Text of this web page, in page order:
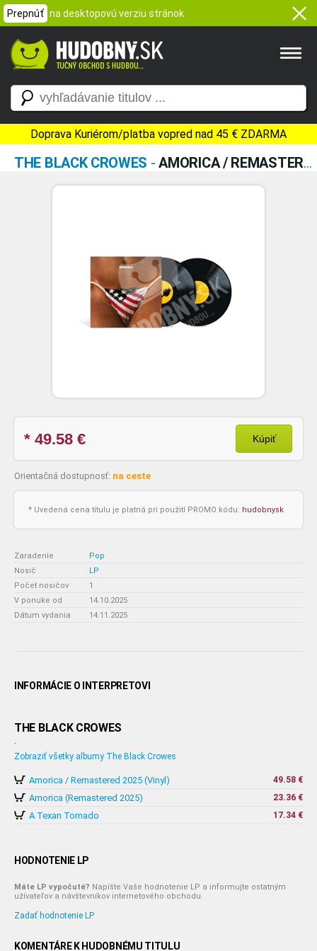
Prepnúť na desktopovú verziu stránok
Doprava Kuriérom/platba vopred nad 45 € ZDARMA
THE BLACK CROWES -AMORICA / REMASTERED 2025 (VINYL)
* 49.58 € Kúpiť
Orientačná dostupnosť: na ceste
* Uvedená cena titulu je platná pri použití PROMO kódu: hudobnysk
Zaradenie : Pop
Nosič
: LP
Počet nosičov
: 1
V ponuke od
: 14.10.2025
Dátum vydania
: 14.11.2025
INFORMÁCIE O INTERPRETOVI
THE BLACK CROWES
-
Zobraziť všetky albumy The Black Crowes
Amorica / Remastered 2025 (Vinyl) 49.58 €
Amorica (Remastered 2025) 23.36 €
A Texan Tornado 17.34 €
HODNOTENIE LP
Máte LP vypočuté? Napíšte Vaše hodnotenie LP a informujte ostatným
užívateľov a návštevníkov internetového obchodu.
Zadať hodnotenie LP
KOMENTÁRE K HUDOBNÉMU TITULU